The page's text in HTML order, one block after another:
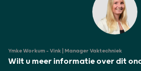
Ymke Workum - Vink | Manager Vaktechniek
Wilt u meer informatie over dit